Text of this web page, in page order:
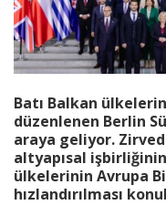
Batı Balkan
düzenlenen Berlin
araya geliyor.
altyapısal
ülkelerinin Avrupa
hızlandırılması